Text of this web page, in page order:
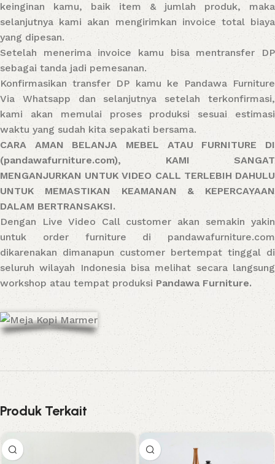
keinginan kamu, baik item & jumlah produk, maka
selanjutnya kami akan mengirimkan invoice total biaya
yang dipesan.
Setelah menerima invoice kamu bisa mentransfer DP
sebagai tanda jadi pemesanan.
Konfirmasikan transfer DP kamu ke Pandawa Furniture
Via Whatsapp dan selanjutnya setelah terkonfirmasi,
kami akan memulai proses produksi sesuai estimasi
waktu yang sudah kita sepakati bersama.
CARA AMAN BELANJA MEBEL ATAU FURNITURE DI
(pandawafurniture.com), KAMI SANGAT
MENGANJURKAN UNTUK VIDEO CALL TERLEBIH DAHULU
UNTUK MEMASTIKAN KEAMANAN & KEPERCAYAAN
DALAM BERTRANSAKSI.
Dengan Live Video Call customer akan semakin yakin
untuk order furniture di pandawafurniture.com
dikarenakan dimanapun customer bertempat tinggal di
seluruh wilayah Indonesia bisa melihat secara langsung
workshop atau tempat produksi Pandawa Furniture.
Produk Terkait